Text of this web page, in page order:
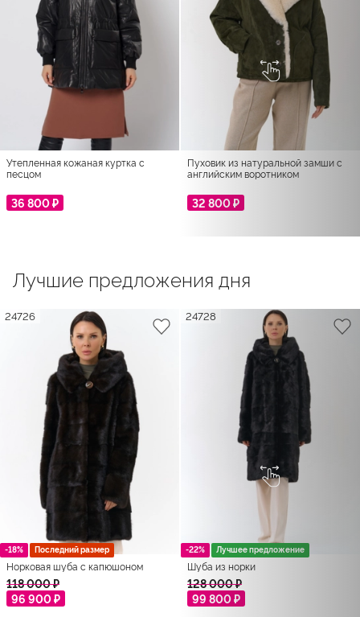
Утепленная кожаная куртка с
песцом
36 800 ₽
Пуховик из натуральной замши с
английским воротником
32 800 ₽
Лучшие предложения дня
-18% Последний размер
24726
Норковая шуба с капюшоном
118 000 ₽
96 900 ₽
-22% Лучшее предложение
24728
Шуба из норки
128 000 ₽
99 800 ₽